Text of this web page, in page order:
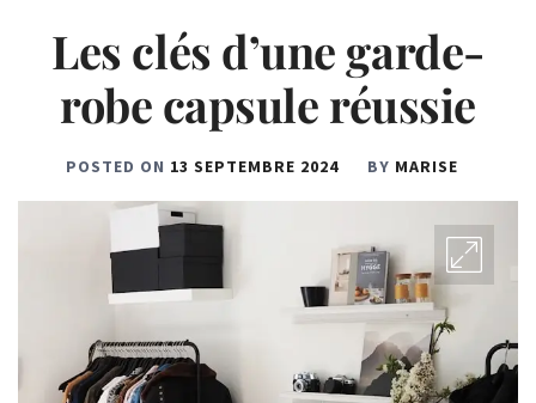
Les clés d’une garde-
robe capsule réussie
POSTED ON 13 SEPTEMBRE 2024 BY MARISE